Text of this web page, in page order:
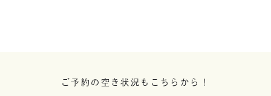
ご予約の空き状況もこちらから！